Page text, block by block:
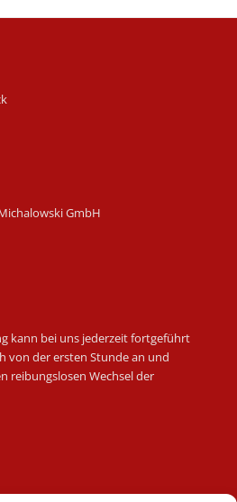
GmbH
kann bei uns jederzeit fortgeführt
von der ersten Stunde an und
reibungslosen Wechsel der